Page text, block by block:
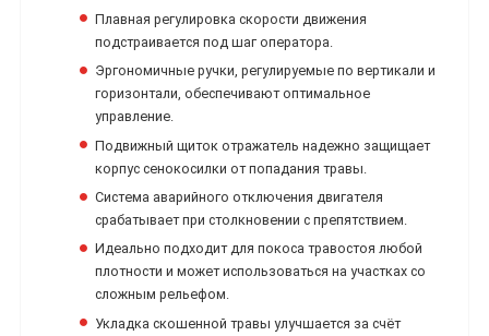
Плавная регулировка скорости движения
подстраивается под шаг оператора.
Эргономичные ручки, регулируемые по вертикали и
горизонтали, обеспечивают оптимальное
управление.
Подвижный щиток отражатель надежно защищает
корпус сенокосилки от попадания травы.
Система аварийного отключения двигателя
срабатывает при столкновении с препятствием.
Идеально подходит для покоса травостоя любой
плотности и может использоваться на участках со
сложным рельефом.
Укладка скошенной травы улучшается за счёт